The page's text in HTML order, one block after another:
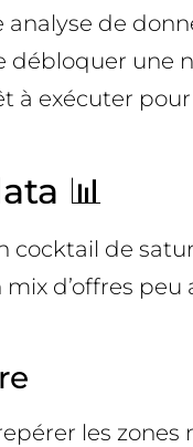
de
une
à exécuter
📊
cocktail de
d’offres
les zones